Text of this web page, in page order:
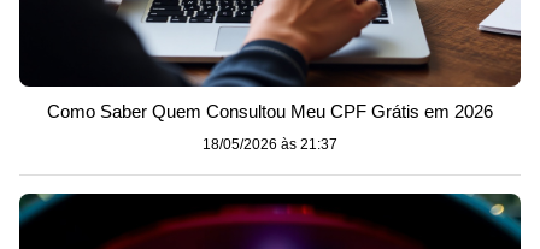
Como Saber Quem Consultou Meu CPF Grátis em 2026
18/05/2026 às 21:37